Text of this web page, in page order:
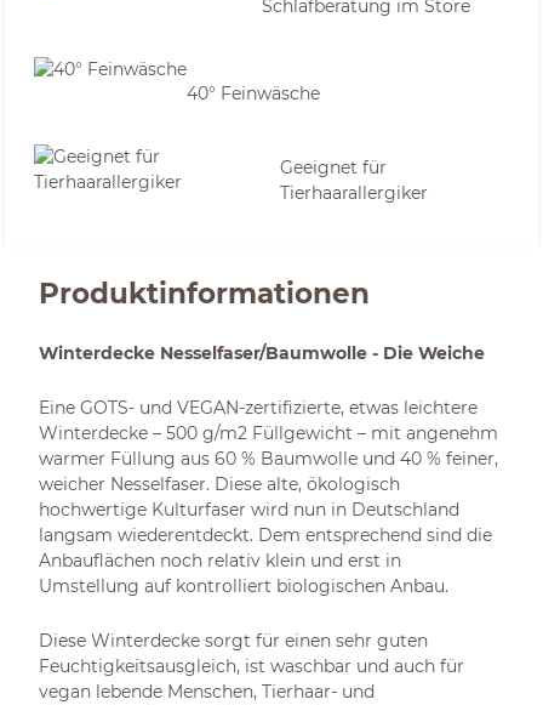
Schlafberatung im Store
40° Feinwäsche
Geeignet für
Tierhaarallergiker
Produktinformationen
Winterdecke Nesselfaser/Baumwolle - Die Weiche
Eine GOTS- und VEGAN-zertifizierte, etwas leichtere
Winterdecke – 500 g/m2 Füllgewicht – mit angenehm
warmer Füllung aus 60 % Baumwolle und 40 % feiner,
weicher Nesselfaser. Diese alte, ökologisch
hochwertige Kulturfaser wird nun in Deutschland
langsam wiederentdeckt. Dem entsprechend sind die
Anbauflächen noch relativ klein und erst in
Umstellung auf kontrolliert biologischen Anbau.
Diese Winterdecke sorgt für einen sehr guten
Feuchtigkeitsausgleich, ist waschbar und auch für
vegan lebende Menschen, Tierhaar- und